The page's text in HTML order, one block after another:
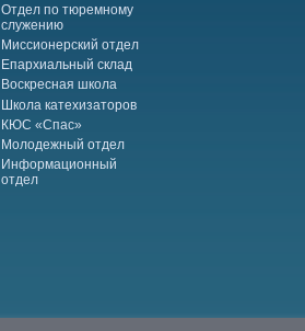
Отдел по тюремному
служению
Миссионерский отдел
Епархиальный склад
Воскресная школа
Школа катехизаторов
КЮС «Спас»
Молодежный отдел
Информационный
отдел